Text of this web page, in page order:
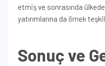
etmiş ve sonrasında
yatırımlarına da örnek
Sonuç ve